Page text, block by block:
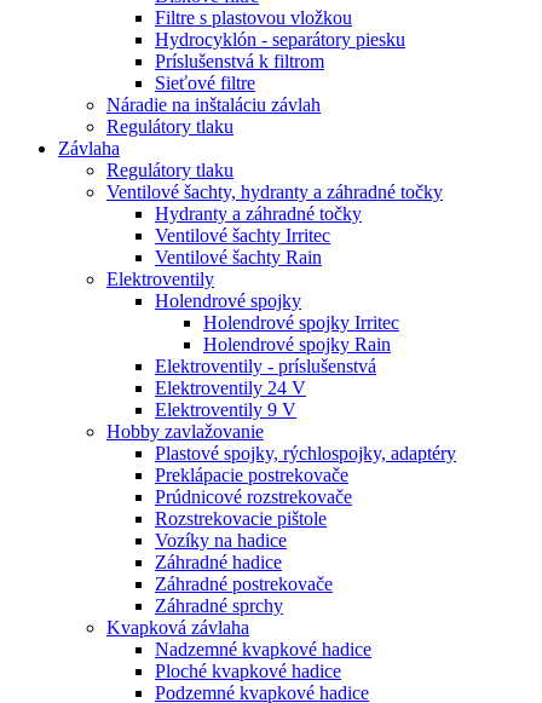
Filtre s plastovou vložkou
Hydrocyklón - separátory piesku
Príslušenstvá k filtrom
Sieťové filtre
Náradie na inštaláciu závlah
Regulátory tlaku
Závlaha
Regulátory tlaku
Ventilové šachty, hydranty a záhradné točky
Hydranty a záhradné točky
Ventilové šachty Irritec
Ventilové šachty Rain
Elektroventily
Holendrové spojky
Holendrové spojky Irritec
Holendrové spojky Rain
Elektroventily - príslušenstvá
Elektroventily 24 V
Elektroventily 9 V
Hobby zavlažovanie
Plastové spojky, rýchlospojky, adaptéry
Preklápacie postrekovače
Prúdnicové rozstrekovače
Rozstrekovacie pištole
Vozíky na hadice
Záhradné hadice
Záhradné postrekovače
Záhradné sprchy
Kvapková závlaha
Nadzemné kvapkové hadice
Ploché kvapkové hadice
Podzemné kvapkové hadice